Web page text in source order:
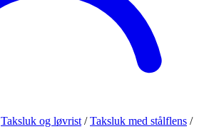
Taksluk og løvrist / Taksluk med stålflens /